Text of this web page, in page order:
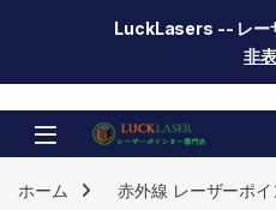
LuckLasers -- レー
非
Skip to navigation
Skip to content
ホーム 赤外線 レーザーポ